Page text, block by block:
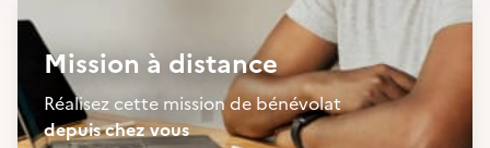
Mission à distance
Réalisez cette mission de bénévolat
depuis chez vous